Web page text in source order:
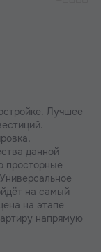
Лучшее
данной
просторные
на самый
на этапе
напрямую